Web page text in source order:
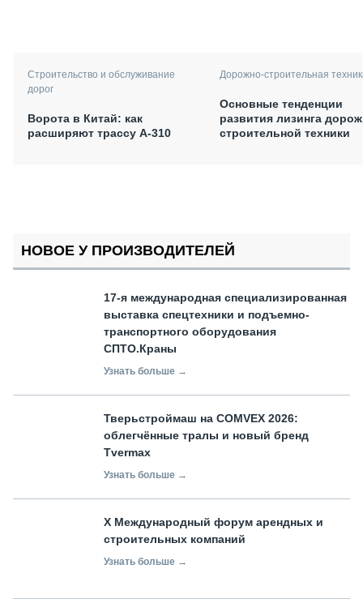
Строительство и обслуживание
дорог
Ворота в Китай: как
расширяют трассу А-310
Дорожно-строительная
Основные тенденции
развития лизинга
строительной техники
НОВОЕ У ПРОИЗВОДИТЕЛЕЙ
17-я международная специализированная
выставка спецтехники и подъемно-
транспортного оборудования
СПТО.Краны
Узнать больше →
Тверьстроймаш на COMVEX 2026:
облегчённые тралы и новый бренд
Tvermax
Узнать больше →
X Международный форум арендных и
строительных компаний
Узнать больше →